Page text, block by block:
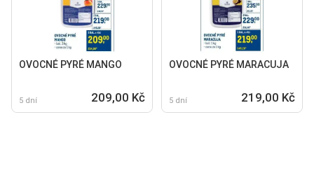
OVOCNÉ PYRÉ MANGO
5 dní 209,00 Kč
OVOCNÉ PYRÉ MARACUJA
5 dní 219,00 Kč